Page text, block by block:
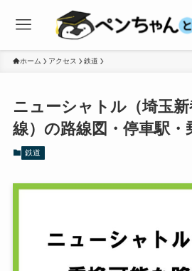
ホーム アクセス 鉄道
ニューシャトル（埼玉
線）の路線図・停車駅・
鉄道